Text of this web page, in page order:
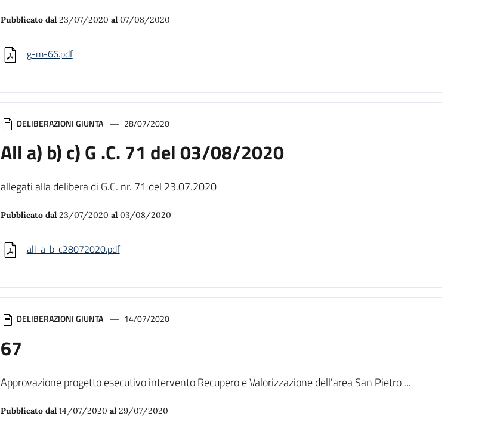
Pubblicato dal 23/07/2020 al07/08/2020
g-m-66.pdf
DELIBERAZIONI GIUNTA 28/07/2020
All a) b) c) G .C. 71 del 03/08/2020
allegati alla delibera di G.C. nr. 71 del 23.07.2020
Pubblicato dal 23/07/2020 al03/08/2020
all-a-b-c28072020.pdf
DELIBERAZIONI GIUNTA 14/07/2020
67
Approvazione progetto esecutivo intervento Recupero e Valorizzazione dell'area San Pietro ...
Pubblicato dal 14/07/2020 al29/07/2020